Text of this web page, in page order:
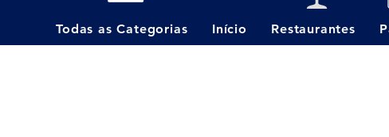
Todas as Categorias Início Restaurantes